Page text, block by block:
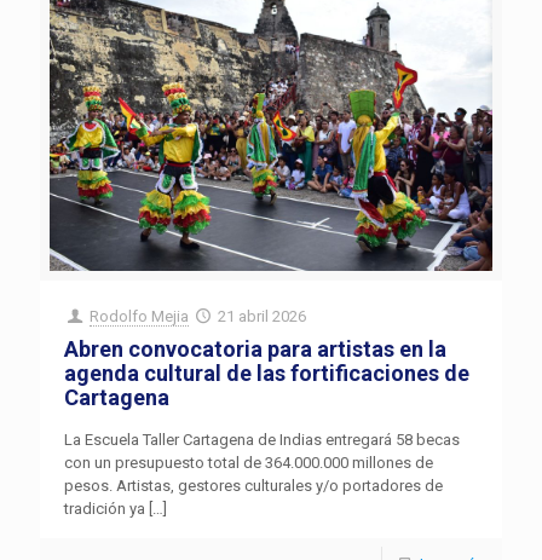
Rodolfo Mejia 21 abril 2026
Abren convocatoria para artistas en la
agenda cultural de las fortificaciones de
Cartagena
La Escuela Taller Cartagena de Indias entregará 58 becas
con un presupuesto total de 364.000.000 millones de
pesos. Artistas, gestores culturales y/o portadores de
tradición ya